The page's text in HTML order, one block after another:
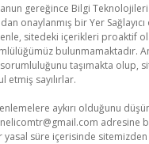
gereğince Bilgi
onaylanmış bir Yer
sitedeki içerikleri proaktif
bulunmamaktadır.
taşımakta olup,
etmiş sayılırlar.
aykırı olduğunu
adresine
süre içerisinde sitemizden